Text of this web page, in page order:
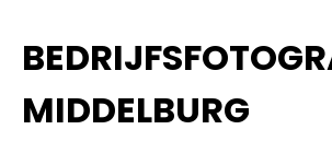
MIDDELBURG